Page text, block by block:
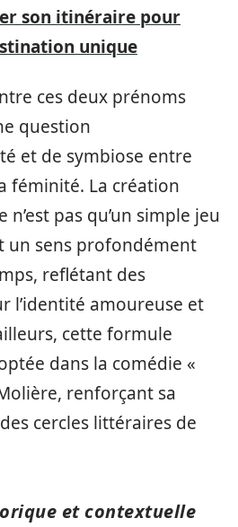
son itinéraire pour
unique
ces deux prénoms
question
et de symbiose entre
féminité. La création
pas qu’un simple jeu
un sens profondément
reflétant des
l’identité amoureuse et
cette formule
dans la comédie «
renforçant sa
cercles littéraires de
et contextuelle